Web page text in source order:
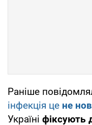
Раніше
інфекція це не
Україні фіксують